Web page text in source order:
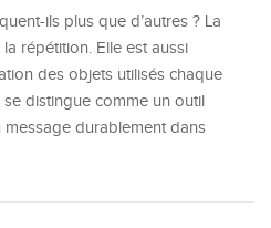
ils plus que d’autres ? La
répétition. Elle est aussi
des objets utilisés chaque
distingue comme un outil
message durablement dans